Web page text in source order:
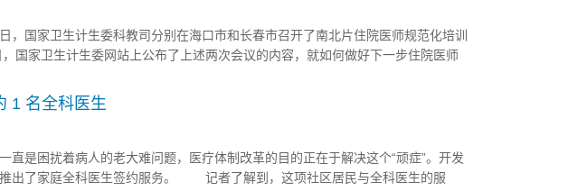
国家卫生计生委科教司分别在海口市和长春市召开了南北片住院医师规范化培训
国家卫生计生委网站上公布了上述两次会议的内容，就如何做好下一步住院医师
方面进行部署。 ...
1 名全科医生
是困扰着病人的老大难问题，医疗体制改革的目的正在于解决这个“顽症”。开发
推出了家庭全科医生签约服务。 记者了解到，这项社区居民与全科医生的服